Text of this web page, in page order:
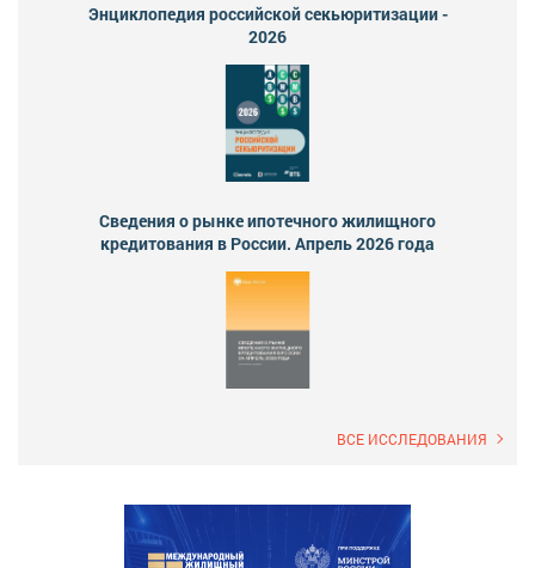
Энциклопедия российской секьюритизации -
2026
Сведения о рынке ипотечного жилищного
кредитования в России. Апрель 2026 года
ВСЕ ИССЛЕДОВАНИЯ